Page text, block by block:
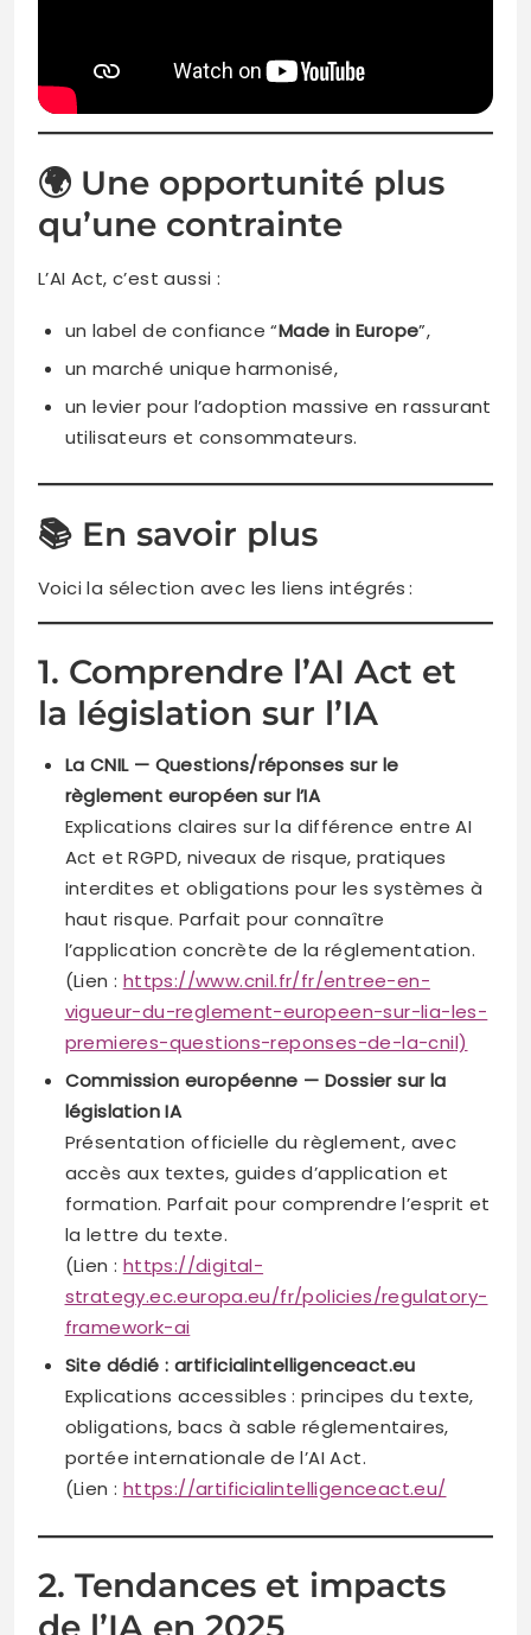
🌍 Une opportunité plus
qu’une contrainte
L’AI Act, c’est aussi :
un label de confiance “Made in Europe”,
un marché unique harmonisé,
un levier pour l’adoption massive en rassurant
utilisateurs et consommateurs.
📚 En savoir plus
Voici la sélection avec les liens intégrés :
1. Comprendre l’AI Act et
la législation sur l’IA
La CNIL — Questions/réponses sur le
règlement européen sur l’IA
Explications claires sur la différence entre AI
Act et RGPD, niveaux de risque, pratiques
interdites et obligations pour les systèmes à
haut risque. Parfait pour connaître
l’application concrète de la réglementation.
(Lien : https://www.cnil.fr/fr/entree-en-
vigueur-du-reglement-europeen-sur-lia-les-
premieres-questions-reponses-de-la-cnil)
Commission européenne — Dossier sur la
législation IA
Présentation officielle du règlement, avec
accès aux textes, guides d’application et
formation. Parfait pour comprendre l’esprit et
la lettre du texte.
(Lien : https://digital-
strategy.ec.europa.eu/fr/policies/regulatory-
framework-ai
Site dédié : artificialintelligenceact.eu
Explications accessibles : principes du texte,
obligations, bacs à sable réglementaires,
portée internationale de l’AI Act.
(Lien : https://artificialintelligenceact.eu/
2. Tendances et impacts
de l’IA en 2025